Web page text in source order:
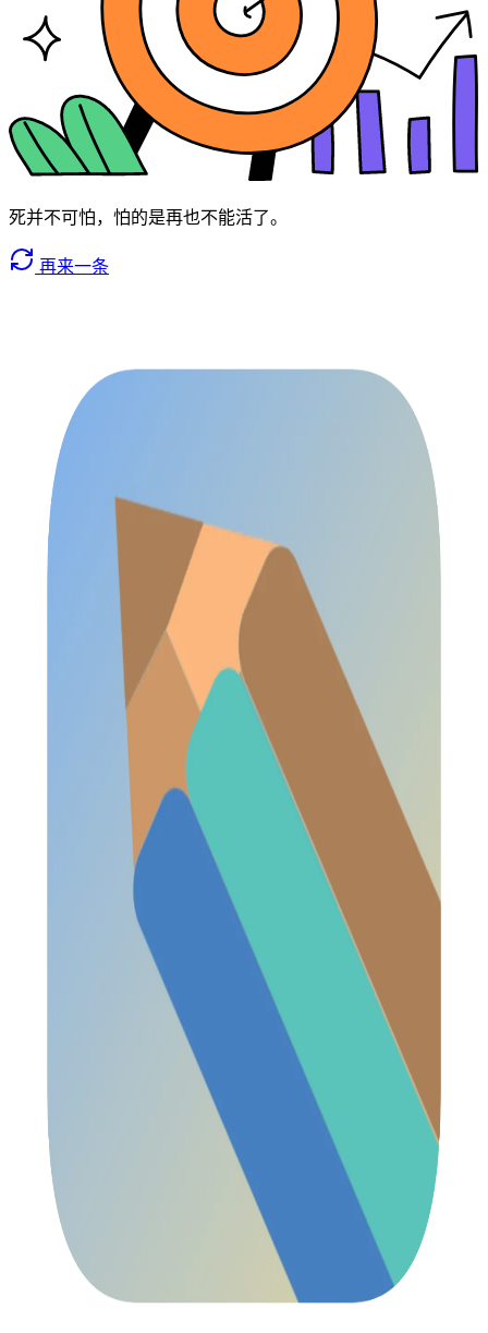
死并不可怕，怕的是再也不能活了。
再来一条